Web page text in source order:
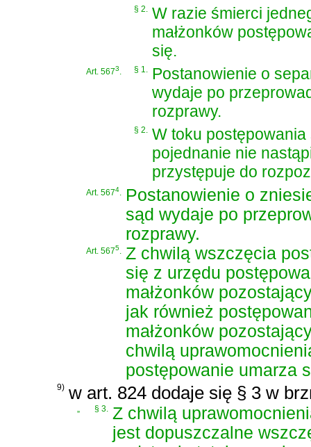
§ 2. W razie śmierci
małżonków
się.
Art. 5673. § 1. Postanowienie o
wydaje po
rozprawy.
§ 2. W toku postępowania
pojednanie nie
przystępuje do
Art. 5674. Postanowienie o
sąd wydaje po
rozprawy.
Art. 5675. Z chwilą wszczęcia
się z urzędu
małżonków
jak również
małżonków
chwilą
postępowanie umarza
9) w art. 824 dodaje się § 3 w
„ § 3. Z chwilą
jest dopuszczalne